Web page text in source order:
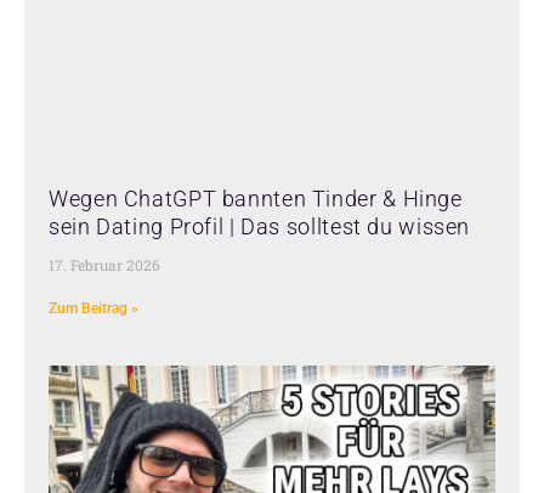
Wegen ChatGPT bannten Tinder & Hinge
sein Dating Profil | Das solltest du wissen
17. Februar 2026
Zum Beitrag »